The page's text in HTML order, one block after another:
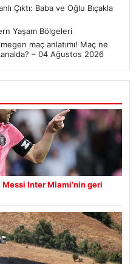
Çıktı: Baba ve Oğlu Bıçakla
Yaşam Bölgeleri
maç anlatımı! Maç ne
– 04 Ağustos 2026
Messi Inter Miami’nin geri